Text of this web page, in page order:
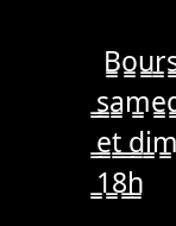
̳e̳t̳
̳1̳8̳h̳